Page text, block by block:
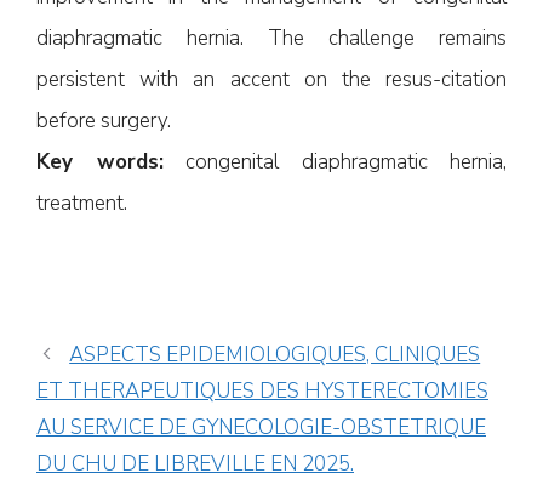
diaphragmatic hernia. The challenge remains
persistent with an accent on the resus-citation
before surgery.
Key words:congenital diaphragmatic hernia,
treatment.
ASPECTS EPIDEMIOLOGIQUES, CLINIQUES
ET THERAPEUTIQUES DES HYSTERECTOMIES
AU SERVICE DE GYNECOLOGIE-OBSTETRIQUE
DU CHU DE LIBREVILLE EN 2025.